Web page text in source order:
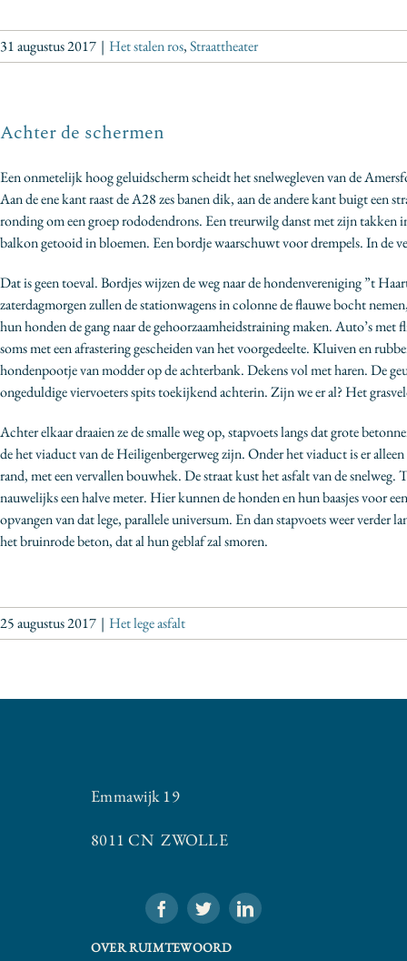
31 augustus 2017 | Het stalen ros,Straattheater
Achter de schermen
Een onmetelijk hoog geluidscherm scheidt het snelwegleven van de
Aan de ene kant raast de A28 zes banen dik, aan de andere kant buigt een
ronding om een groep rododendrons. Een treurwilg danst met zijn takken
balkon getooid in bloemen. Een bordje waarschuwt voor drempels. In de
Dat is geen toeval. Bordjes wijzen de weg naar de hondenvereniging ”t
zaterdagmorgen zullen de stationwagens in colonne de flauwe bocht nemen,
hun honden de gang naar de gehoorzaamheidstraining maken. Auto’s met
soms met een afrastering gescheiden van het voorgedeelte. Kluiven en
hondenpootje van modder op de achterbank. Dekens vol met haren. De
ongeduldige viervoeters spits toekijkend achterin. Zijn we er al? Het
Achter elkaar draaien ze de smalle weg op, stapvoets langs dat grote
de het viaduct van de Heiligenbergerweg zijn. Onder het viaduct is er alleen
rand, met een vervallen bouwhek. De straat kust het asfalt van de snelweg.
nauwelijks een halve meter. Hier kunnen de honden en hun baasjes voor
opvangen van dat lege, parallele universum. En dan stapvoets weer verder
het bruinrode beton, dat al hun geblaf zal smoren.
25 augustus 2017 | Het lege asfalt
Emmawijk 19
8011 CN ZWOLLE
OVER RUIMTEWOORD